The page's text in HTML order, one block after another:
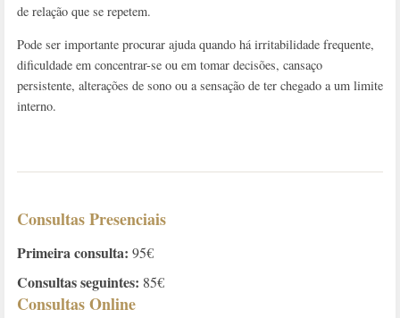
de relação que se repetem.
Pode ser importante procurar ajuda quando há irritabilidade frequente,
dificuldade em concentrar-se ou em tomar decisões, cansaço
persistente, alterações de sono ou a sensação de ter chegado a um limite
interno.
Consultas Presenciais
Primeira consulta: 95€
Consultas seguintes: 85€
Consultas Online